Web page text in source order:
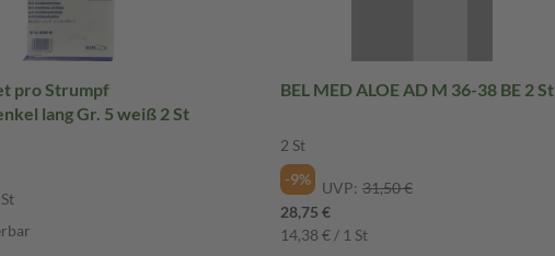
lang Gr. 5 weiß 2 St
BEL MED ALOE AD M 36-38 BE 2 St
2 St
-9%
UVP: 31,50 €
28,75 €
14,38 € / 1 St